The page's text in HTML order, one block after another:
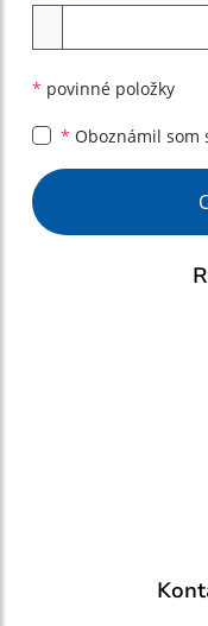
* povinné položky
* Oboznámil som
Google reCaptcha